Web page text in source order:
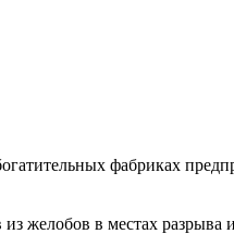
фабриках
желобов в местах